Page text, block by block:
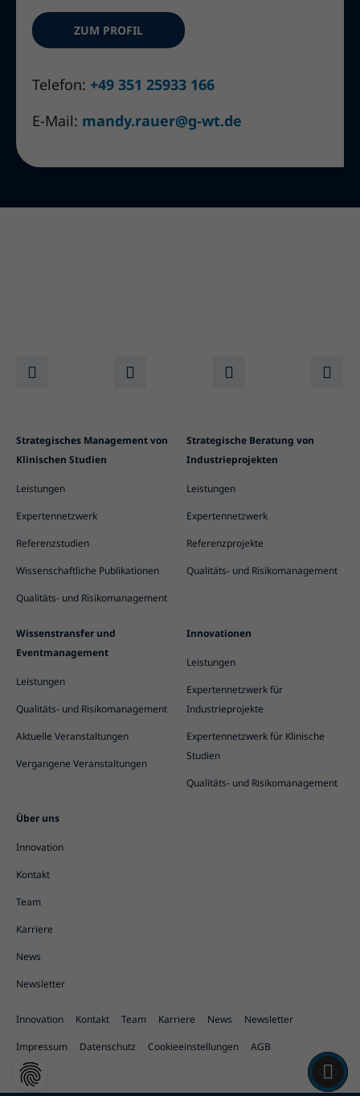
ZUM PROFIL
Telefon: +49 351 25933 166
E-Mail: mandy.rauer@g-wt.de
Strategisches Management von
Klinischen Studien
Leistungen
Expertennetzwerk
Referenzstudien
Wissenschaftliche Publikationen
Qualitäts- und Risikomanagement
Strategische Beratung von
Industrieprojekten
Leistungen
Expertennetzwerk
Referenzprojekte
Qualitäts- und Risikomanagement
Wissenstransfer und
Eventmanagement
Leistungen
Qualitäts- und Risikomanagement
Aktuelle Veranstaltungen
Vergangene Veranstaltungen
Innovationen
Leistungen
Expertennetzwerk für
Industrieprojekte
Expertennetzwerk für Klinische
Studien
Qualitäts- und Risikomanagement
Über uns
Innovation
Kontakt
Team
Karriere
News
Newsletter
Innovation Kontakt Team Karriere News
Newsletter
Impressum
Datenschutz Cookieeinstellungen AGB